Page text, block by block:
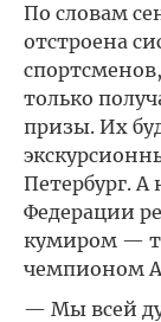
По словам
отстроена
только
призы. Их
Петербург. А
Федерации
кумиром —
чемпионом
— Мы всей